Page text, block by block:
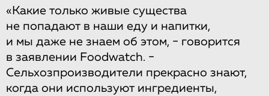
«Какие только живые существа
не попадают в наши еду и напитки,
и мы даже не знаем об этом, − говорится
в заявлении Foodwatch. −
Сельхозпроизводители прекрасно знают,
когда они используют ингредиенты,